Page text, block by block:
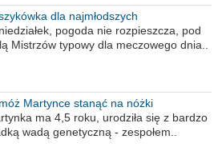
dla najmłodszych
pogoda nie rozpieszcza, pod
Mistrzów typowy dla meczowego dnia..
Martynce stanąć na nóżki
ma 4,5 roku, urodziła się z bardzo
wadą genetyczną - zespołem..